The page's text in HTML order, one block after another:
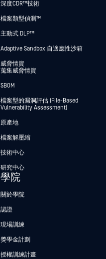
深度CDR™技術
檔案類型偵測™
主動式 DLP™
Adaptive Sandbox 自適應性沙箱
威脅情資
蒐集威脅情資
SBOM
檔案型的漏洞評估 (File-Based
Vulnerability Assessment)
原產地
檔案解壓縮
技術中心
研究中心
學院
關於學院
認證
現場訓練
獎學金計劃
授權訓練計畫